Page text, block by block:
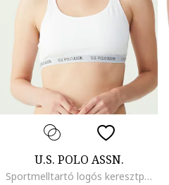
U.S. POLO ASSN.
Sportmelltartó logós keresztpántokkal, Fehér